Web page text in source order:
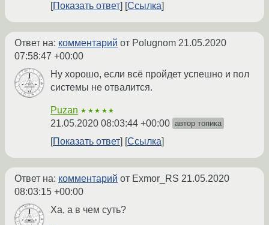
Показать ответ
Ссылка
Ответ на: комментарий от Polugnom 21.05.2020
07:58:47 +00:00
Ну хорошо, если всё пройдет успешно и пол
системы не отвалится.
Puzan ★★★★★
21.05.2020 08:03:44 +00:00 автор топика
Показать ответ Ссылка
Ответ на: комментарий от Exmor_RS 21.05.2020
08:03:15 +00:00
Ха, а в чем суть?